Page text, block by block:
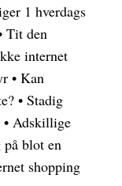
1 hverdags
Tit den
internet
• Kan
• Stadig
• Adskillige
blot en
shopping